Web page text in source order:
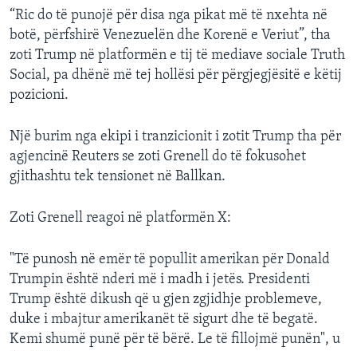
“Ric do të punojë për disa nga pikat më të nxehta në
botë, përfshirë Venezuelën dhe Korenë e Veriut”, tha
zoti Trump në platformën e tij të mediave sociale Truth
Social, pa dhënë më tej hollësi për përgjegjësitë e këtij
pozicioni.
Një burim nga ekipi i tranzicionit i zotit Trump tha për
agjencinë Reuters se zoti Grenell do të fokusohet
gjithashtu tek tensionet në Ballkan.
Zoti Grenell reagoi në platformën X:
"Të punosh në emër të popullit amerikan për Donald
Trumpin është nderi më i madh i jetës. Presidenti
Trump është dikush që u gjen zgjidhje problemeve,
duke i mbajtur amerikanët të sigurt dhe të begatë.
Kemi shumë punë për të bërë. Le të fillojmë punën", u